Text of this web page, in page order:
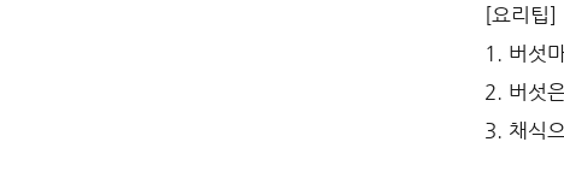
[요리팁]
1. 버섯
2. 버섯
3. 채식